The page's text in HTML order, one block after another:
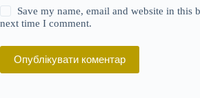
Save my name, email and website in this
next time I comment.
Опублікувати коментар